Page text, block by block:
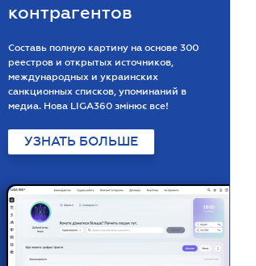
контрагентов
Составь полную картину на основе 300
реестров и открытых источников,
международных и украинских
санкционных списков, упоминаний в
медиа. Нова LIGA360 змінює все!
УЗНАТЬ БОЛЬШЕ